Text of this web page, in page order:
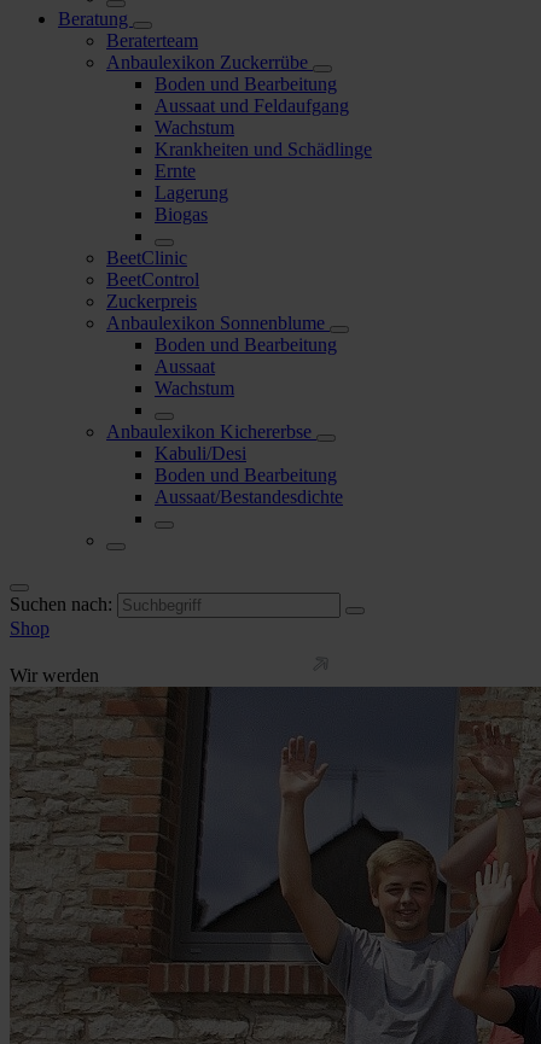
Beratung
Beraterteam
Anbaulexikon Zuckerrübe
Boden und Bearbeitung
Aussaat und Feldaufgang
Wachstum
Krankheiten und Schädlinge
Ernte
Lagerung
Biogas
BeetClinic
BeetControl
Zuckerpreis
Anbaulexikon Sonnenblume
Boden und Bearbeitung
Aussaat
Wachstum
Anbaulexikon Kichererbse
Kabuli/Desi
Boden und Bearbeitung
Aussaat/Bestandesdichte
Suchen nach:
Shop
Wir werden